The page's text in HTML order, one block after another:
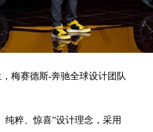
，梅赛德斯-奔驰全球设计团队
纯粹、惊喜”设计理念，采用